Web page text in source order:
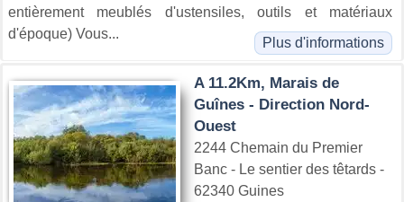
entièrement meublés d'ustensiles, outils et matériaux
d'époque) Vous...
Plus d'informations
A 11.2Km, Marais de
Guînes - Direction Nord-
Ouest
2244 Chemain du Premier
Banc - Le sentier des têtards -
62340 Guines